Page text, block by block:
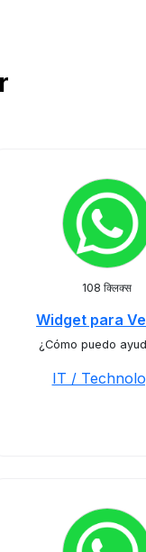
108 क्लिक्स
Widget para
¿Cómo puedo
IT /